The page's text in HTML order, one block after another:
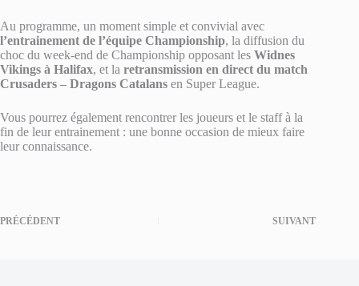
Au programme, un moment simple et convivial avec
l’entrainement de l’équipe Championship, la diffusion du
choc du week-end de Championship opposant les Widnes
Vikings à Halifax, et la retransmission en direct du match
Crusaders – Dragons Catalans en Super League.
Vous pourrez également rencontrer les joueurs et le staff à la
fin de leur entrainement : une bonne occasion de mieux faire
leur connaissance.
PRÉCÉDENT SUIVANT